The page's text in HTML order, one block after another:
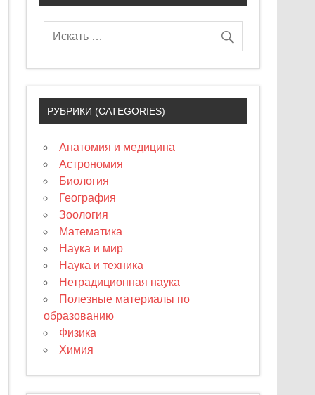
РУБРИКИ (CATEGORIES)
Анатомия и медицина
Астрономия
Биология
География
Зоология
Математика
Наука и мир
Наука и техника
Нетрадиционная наука
Полезные материалы по
образованию
Физика
Химия